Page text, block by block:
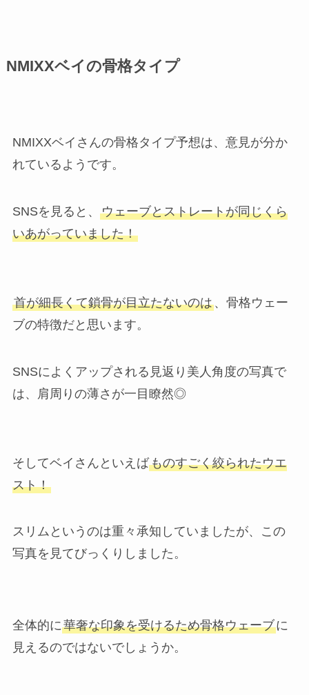
NMIXXベイの骨格タイプ
NMIXXベイさんの骨格タイプ予想は、意見が分か
れているようです。
SNSを見ると、 ウェーブとストレートが同じくら
いあがっていました！
首が細長くて鎖骨が目立たないのは、骨格ウェー
ブの特徴だと思います。
SNSによくアップされる見返り美人角度の写真で
は、肩周りの薄さが一目瞭然◎
そしてベイさんといえばものすごく絞られたウエ
スト！
スリムというのは重々承知していましたが、この
写真を見てびっくりしました。
全体的に華奢な印象を受けるため骨格ウェーブに
見えるのではないでしょうか。